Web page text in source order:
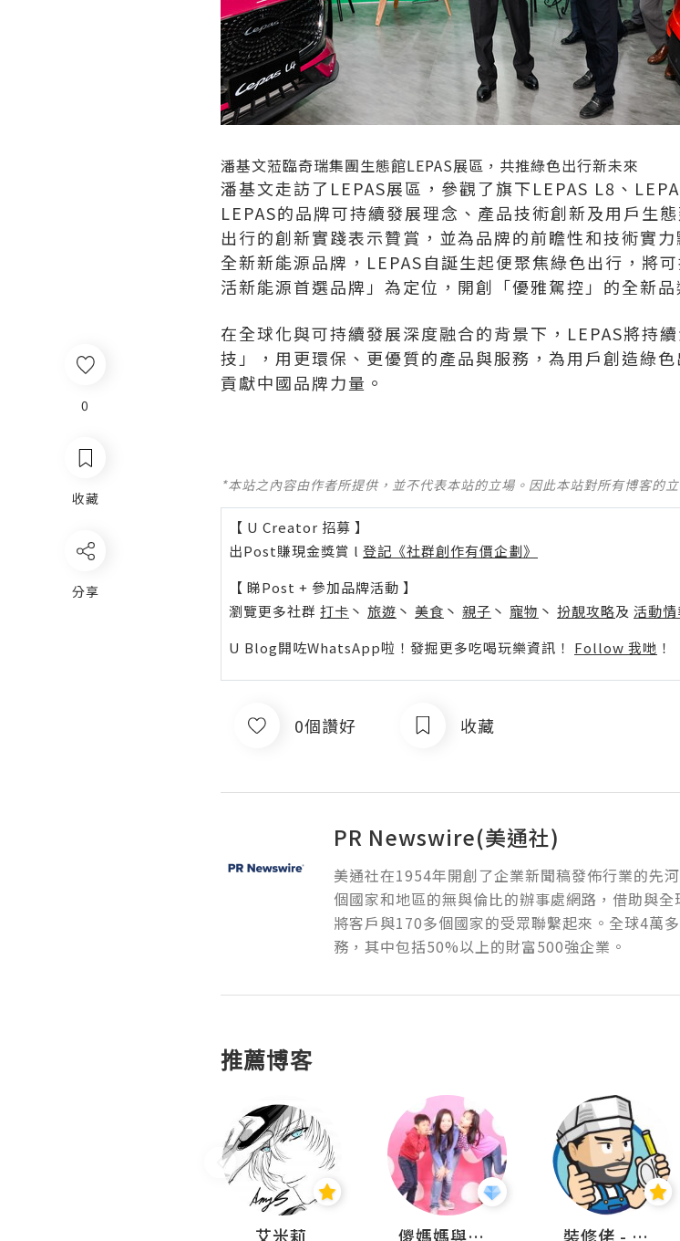
0
收藏
分享
潘基文蒞臨奇瑞集團生態館LEPAS展區，共推綠色出行新未來
潘基文走訪了LEPAS展區，參觀了旗下LEPAS L8、
LEPAS的品牌可持續發展理念、產品技術創新及用戶生
出行的創新實踐表示贊賞，並為品牌的前瞻性和技術實
全新新能源品牌，LEPAS自誕生起便聚焦綠色出行，將
活新能源首選品牌」為定位，開創「優雅駕控」的全新品
在全球化與可持續發展深度融合的背景下，LEPAS將持
技」，用更環保、更優質的產品與服務，為用戶創造綠
貢獻中國品牌力量。
*本站之內容由作者所提供，並不代表本站的立場。因此本站對所有博客的
【 U Creator 招募 】
出Post賺現金獎賞 l 登記《社群創作有價企劃》
【 睇Post + 參加品牌活動 】
瀏覽更多社群 打卡 丶 旅遊 丶 美食 丶 親子 丶 寵物 丶 扮靚攻略及 活動情
U Blog開咗WhatsApp啦！發掘更多吃喝玩樂資訊！ Follow 我哋 ！
0個讚好 收藏
PR Newswire(美通社)
美通社在1954年開創了企業新聞稿發佈行業的先
個國家和地區的無與倫比的辦事處網路，借助與
將客戶與170多個國家的受眾聯繫起來。全球4萬
務，其中包括50%以上的財富500強企業。
推薦博客
艾米莉 儍媽媽與兩隻小魔怪之家 裝修佬 - 香港一站式網上裝修平台